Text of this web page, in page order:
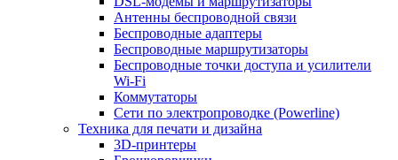
Антенны беспроводной связи
Беспроводные адаптеры
Беспроводные маршрутизаторы
Беспроводные точки доступа и усилители
Wi-Fi
Коммутаторы
Сети по электропроводке (Powerline)
Техника для печати и дизайна
3D-принтеры